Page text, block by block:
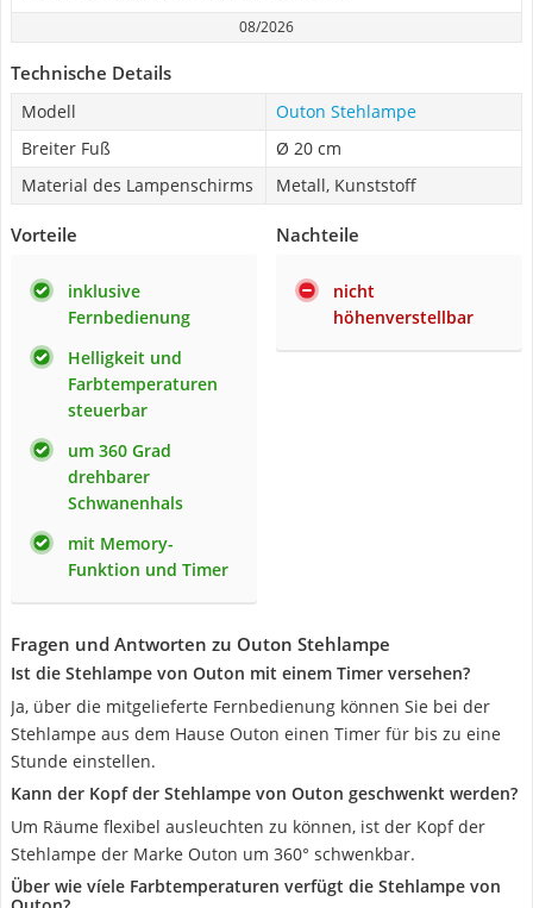
08/2026
Technische Details
Modell
Outon Stehlampe
Breiter Fuß
Ø 20 cm
Material des Lampenschirms
Metall, Kunststoff
Vorteile
inklusive
Fernbedienung
Helligkeit und
Farbtemperaturen
steuerbar
um 360 Grad
drehbarer
Schwanenhals
mit Memory-
Funktion und Timer
Nachteile
nicht
höhenverstellbar
Fragen und Antworten zu Outon Stehlampe
Ist die Stehlampe von Outon mit einem Timer versehen?
Ja, über die mitgelieferte Fernbedienung können Sie bei der
Stehlampe aus dem Hause Outon einen Timer für bis zu eine
Stunde einstellen.
Kann der Kopf der Stehlampe von Outon geschwenkt werden?
Um Räume flexibel ausleuchten zu können, ist der Kopf der
Stehlampe der Marke Outon um 360° schwenkbar.
Über wie víele Farbtemperaturen verfügt die Stehlampe von